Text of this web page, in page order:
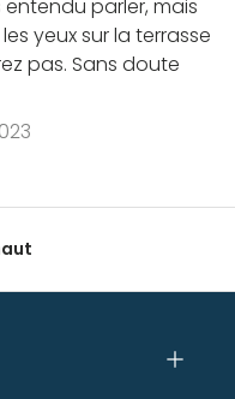
parler, mais
yeux sur la terrasse
pas. Sans doute